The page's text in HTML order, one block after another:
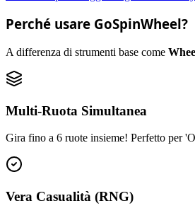
Perché usare GoSpinWheel?
A differenza di strumenti base come
Multi-Ruota Simultanea
Gira fino a 6 ruote insieme! Perfetto per
Vera Casualità (RNG)